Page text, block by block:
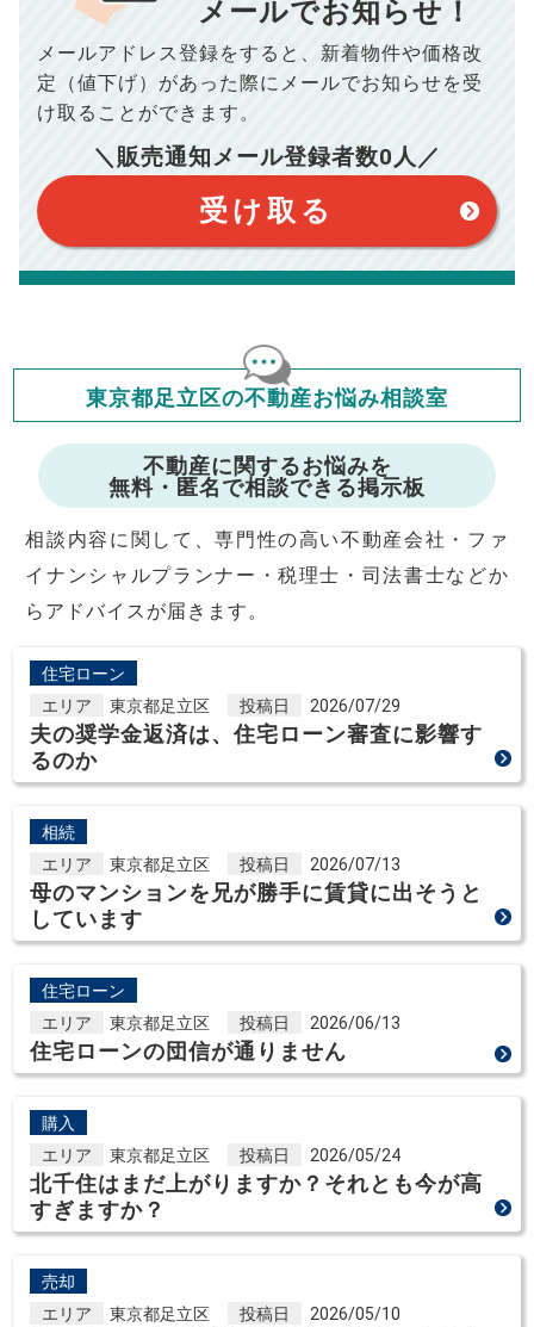
年間の支払額 10,005 円
総支払額 100,050 円
このシミュレーターは元利均等返済方式で試算しています。
このシミュレーターは、四捨五入にて計算しております。
このシミュレーターはお借り入れの全期間で金利が変わらない設
このシミュレーターでの結果は、お借り入れを保証するものでは
ありません。
このシミュレーターをご利用された方の、いかなる損害について
ますが、お借り入れの際に各金融機関にご相談ください。
会員マイページでは
修繕費・管理費の計算もできます
※購入価格よりも売却価格が高い場合、譲渡所得税が発生する
場合がございます。詳しくは最寄りの税務署などにご確認く
※シミュレーター結果はあくまでも概算であり、手残り金額を
保証するものではございません。
※上記売却費用には、住所変更登記の費用、引っ越し費用、住
宅ローンの一括繰上返済の手数料等は含まれておりませんの
で予めご了承ください。
おります。（物件価格×3%＋6万円＋消費税）
メールでお知らせ！
メールアドレス登録をすると、 新着物件や価格改
定（値下げ）があった際に メールでお知らせを受
け取ることができます。
＼販売通知メール登録者数0 人／
受け取る
東京都足立区の不動産お悩み相談室
不動産に関するお悩みを
無料・匿名で相談できる掲示板
相談内容に関して、専門性の高い不動産会社・ファ
イナンシャルプランナー・税理士・司法書士などか
らアドバイスが届きます。
住宅ローン
エリア
東京都足立区 投稿日 2026/07/29
夫の奨学金返済は、住宅ローン審査に影響す
るのか
相続
エリア
東京都足立区 投稿日 2026/07/13
母のマンションを兄が勝手に賃貸に出そうと
しています
住宅ローン
エリア
東京都足立区 投稿日 2026/06/13
住宅ローンの団信が通りません
購入
エリア
東京都足立区 投稿日 2026/05/24
北千住はまだ上がりますか？それとも今が高
すぎますか？
売却
エリア
東京都足立区 投稿日 2026/05/10